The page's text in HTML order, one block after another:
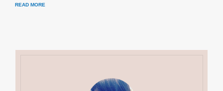
READ MORE